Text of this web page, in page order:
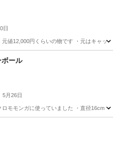
日
元値12,000円くらいの物です ・元はキャッ
他ール
5月26日
ロモモンガに使っていました ・直径16cm